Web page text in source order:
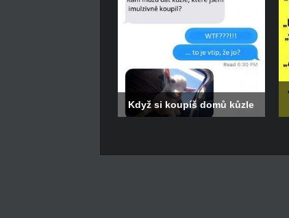
Když si koupíš domů kůzle